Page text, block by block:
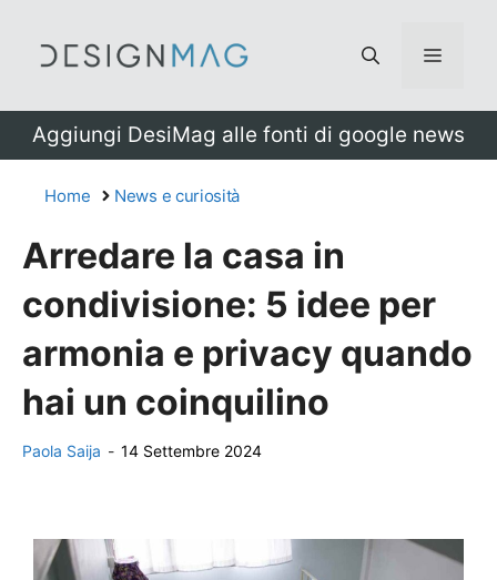
Menu
Aggiungi DesiMag alle fonti di google news
Home News e curiosità
Arredare la casa in
condivisione: 5 idee per
armonia e privacy quando
hai un coinquilino
Paola Saija - 14 Settembre 2024